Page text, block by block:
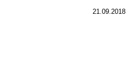
21.09.2018